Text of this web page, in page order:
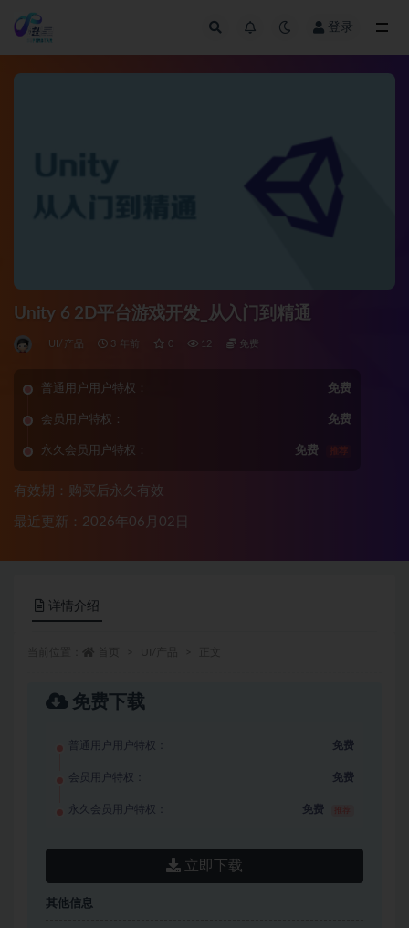
登录
Unity 6 2D平台游戏开发_从入门到精通
UI/产品 3 年前 0 12 免费
普通用户用户特权： 免费
会员用户特权： 免费
永久会员用户特权： 免费 推荐
有效期：购买后永久有效
最近更新：2026年06月02日
详情介绍
免费下载
普通用户用户特权： 免费
会员用户特权： 免费
永久会员用户特权： 免费
立即下载
其他信息